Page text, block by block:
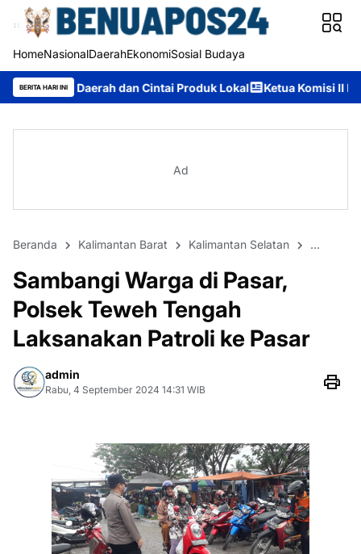
HomeNasionalDaerahEkonomiSosial Budaya
BERITA HARI INI
dan Cintai Produk Lokal Ketua Komisi II DPRD Murung
Ad
Beranda Kalimantan Barat Kalimantan Selatan
Sambangi Warga di Pasar,
Polsek Teweh Tengah
Laksanakan Patroli ke Pasar
admin
Rabu, 4 September 2024 14:31 WIB